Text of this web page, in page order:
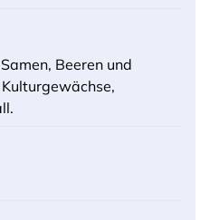
Beeren und